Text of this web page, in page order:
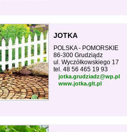
JOTKA
POLSKA - POMORSKIE
86-300 Grudziądz
ul. Wyczółkowskiego 17
tel. 48 56 465 19 93
jotka.grudziadz@wp.pl
www.jotka.glt.pl